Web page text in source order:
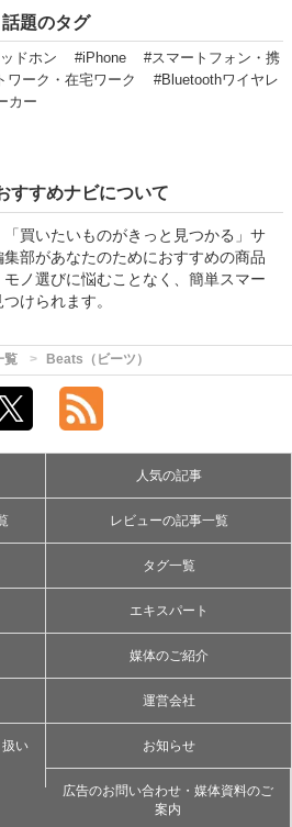
話題のタグ
ドホン #iPhone
#スマートフォン・携
ワーク・在宅ワーク
#Bluetoothワイヤレ
カー
すすめナビについて
買いたいものがきっと見つかる」サ
部があなたのためにおすすめの商品
ノ選びに悩むことなく、簡単スマー
けられます。
覧 Beats（ビーツ）
人気の記事
レビューの記事一覧
タグ一覧
エキスパート
媒体のご紹介
運営会社
い
お知らせ
広告のお問い合わせ・媒体資料のご
案内